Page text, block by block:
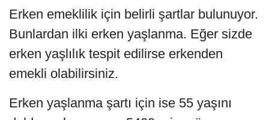
Erken emeklilik için belirli şartlar bulunuyor.
Bunlardan ilki erken yaşlanma. Eğer sizde
erken yaşlılık tespit edilirse erkenden
emekli olabilirsiniz.
Erken yaşlanma şartı için ise 55 yaşını